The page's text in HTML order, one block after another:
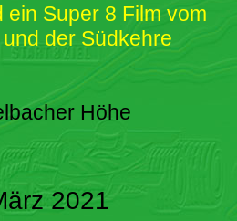
ein Super 8 Film vom
der Südkehre
Höhe
2021